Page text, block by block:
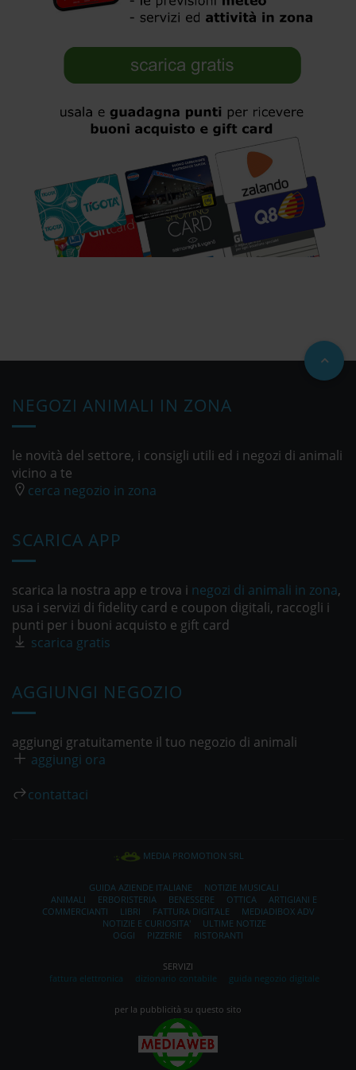
NEGOZI ANIMALI IN ZONA
le novità del settore, i consigli utili ed i negozi di animali
vicino a te
cerca negozio in zona
SCARICA APP
scarica la nostra app e trova i negozi di animali in zona,
usa i servizi di fidelity card e coupon digitali, raccogli i
punti per i buoni acquisto e gift card
scarica gratis
AGGIUNGI NEGOZIO
aggiungi gratuitamente il tuo negozio di animali
aggiungi ora
contattaci
MEDIA PROMOTION SRL
GUIDA AZIENDE ITALIANE
NOTIZIE MUSICALI
ANIMALI
ERBORISTERIA BENESSERE OTTICA
ARTIGIANI E
COMMERCIANTI
LIBRI FATTURA DIGITALE
MEDIADIBOX ADV
NOTIZIE E CURIOSITA'
ULTIME NOTIZE
OGGI
PIZZERIE RISTORANTI
SERVIZI
fattura elettronica
dizionario contabile guida negozio digitale
per la pubblicità su questo sito